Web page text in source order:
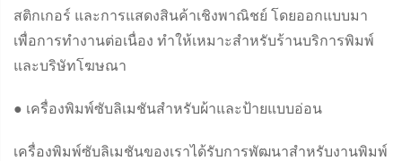
สติกเกอร์ และการแสดงสินค้าเชิงพาณิชย์ โดยออกแบบมา
เพื่อการทำงานต่อเนื่อง ทำให้เหมาะสำหรับร้านบริการพิมพ์
และบริษัทโฆษณา
● เครื่องพิมพ์ซับลิเมชันสำหรับผ้าและป้ายแบบอ่อน
เครื่องพิมพ์ซับลิเมชันของเราได้รับการพัฒนาสำหรับงานพิมพ์